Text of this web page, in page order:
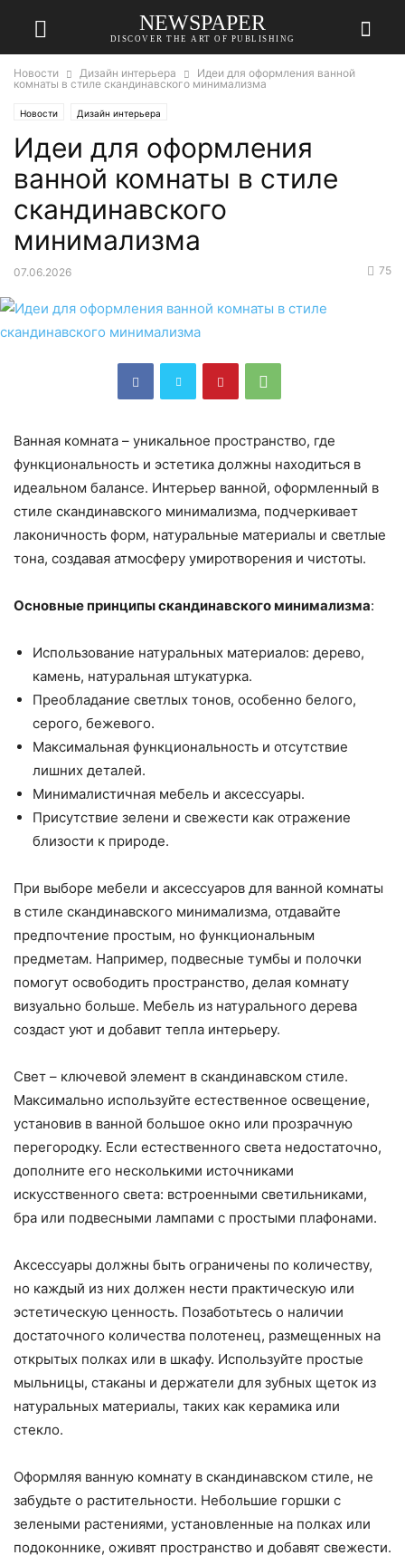
NEWSPAPER
DISCOVER THE ART OF PUBLISHING
Новости Дизайн интерьера
Идеи для оформления ванной
комнаты в стиле скандинавского минимализма
Новости Дизайн интерьера
Идеи для оформления
ванной комнаты в стиле
скандинавского
минимализма
07.06.2026 75
Ванная комната – уникальное пространство, где
функциональность и эстетика должны находиться в
идеальном балансе. Интерьер ванной, оформленный в
стиле скандинавского минимализма, подчеркивает
лаконичность форм, натуральные материалы и светлые
тона, создавая атмосферу умиротворения и чистоты.
Основные принципы скандинавского минимализма:
Использование натуральных материалов: дерево,
камень, натуральная штукатурка.
Преобладание светлых тонов, особенно белого,
серого, бежевого.
Максимальная функциональность и отсутствие
лишних деталей.
Минималистичная мебель и аксессуары.
Присутствие зелени и свежести как отражение
близости к природе.
При выборе мебели и аксессуаров для ванной комнаты
в стиле скандинавского минимализма, отдавайте
предпочтение простым, но функциональным
предметам. Например, подвесные тумбы и полочки
помогут освободить пространство, делая комнату
визуально больше. Мебель из натурального дерева
создаст уют и добавит тепла интерьеру.
Свет – ключевой элемент в скандинавском стиле.
Максимально используйте естественное освещение,
установив в ванной большое окно или прозрачную
перегородку. Если естественного света недостаточно,
дополните его несколькими источниками
искусственного света: встроенными светильниками,
бра или подвесными лампами с простыми плафонами.
Аксессуары должны быть ограничены по количеству,
но каждый из них должен нести практическую или
эстетическую ценность. Позаботьтесь о наличии
достаточного количества полотенец, размещенных на
открытых полках или в шкафу. Используйте простые
мыльницы, стаканы и держатели для зубных щеток из
натуральных материалы, таких как керамика или
стекло.
Оформляя ванную комнату в скандинавском стиле, не
забудьте о растительности. Небольшие горшки с
зелеными растениями, установленные на полках или
подоконнике, оживят пространство и добавят свежести.